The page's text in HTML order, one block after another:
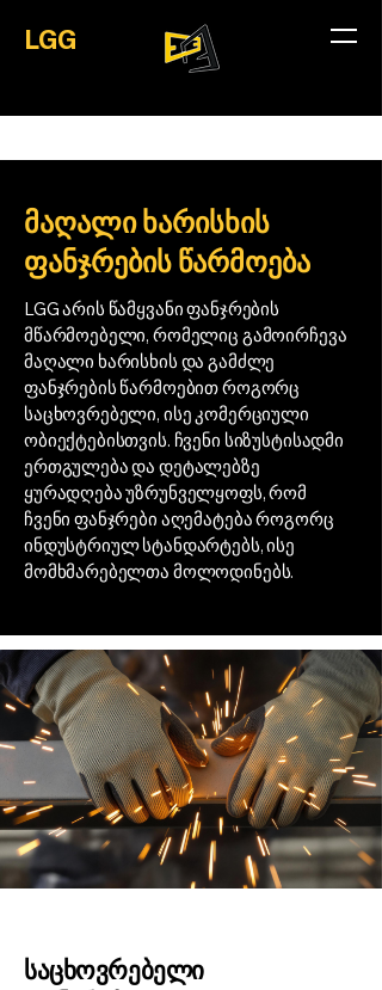
LGG
მაღალი ხარისხის
ფანჯრების წარმოება
LGG არის წამყვანი ფანჯრების
მწარმოებელი, რომელიც გამოირჩევა
მაღალი ხარისხის და გამძლე
ფანჯრების წარმოებით როგორც
საცხოვრებელი, ისე კომერციული
ობიექტებისთვის. ჩვენი სიზუსტისადმი
ერთგულება და დეტალებზე
ყურადღება უზრუნველყოფს, რომ
ჩვენი ფანჯრები აღემატება როგორც
ინდუსტრიულ სტანდარტებს, ისე
მომხმარებელთა მოლოდინებს.
საცხოვრებელი